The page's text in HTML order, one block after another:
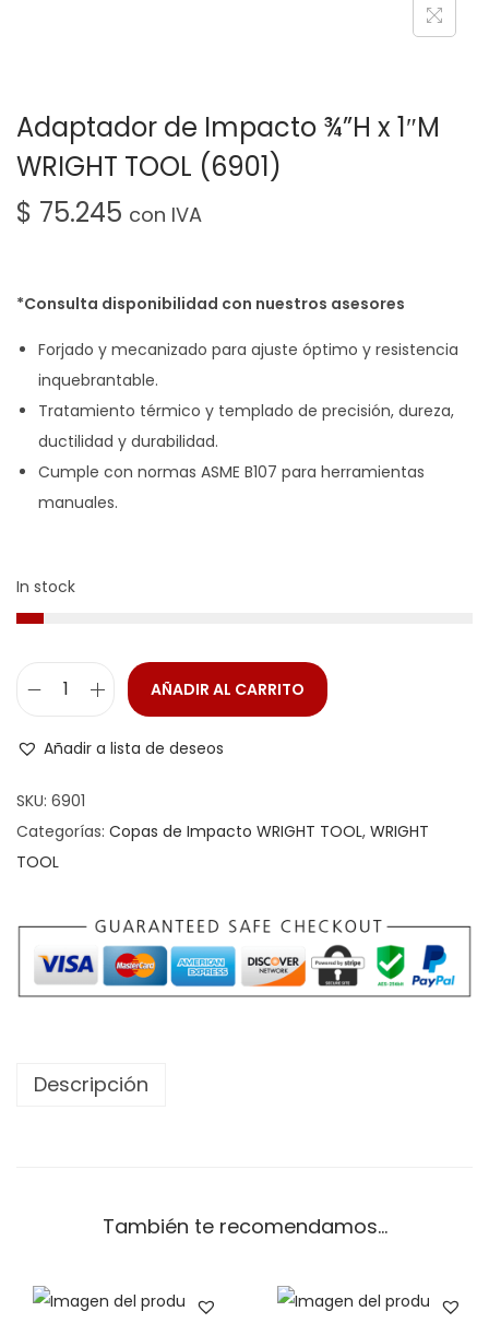
Adaptador de Impacto ¾”H x 1″M
WRIGHT TOOL (6901)
$ 75.245 con IVA
*Consulta disponibilidad con nuestros asesores
Forjado y mecanizado para ajuste óptimo y resistencia
inquebrantable.
Tratamiento térmico y templado de precisión, dureza,
ductilidad y durabilidad.
Cumple con normas ASME B107 para herramientas
manuales.
In stock
AÑADIR AL CARRITO
Añadir a lista de deseos
SKU: 6901
Categorías: Copas de Impacto WRIGHT TOOL, WRIGHT
TOOL
Descripción
También te recomendamos…